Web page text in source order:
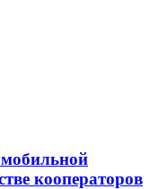
кооператоров